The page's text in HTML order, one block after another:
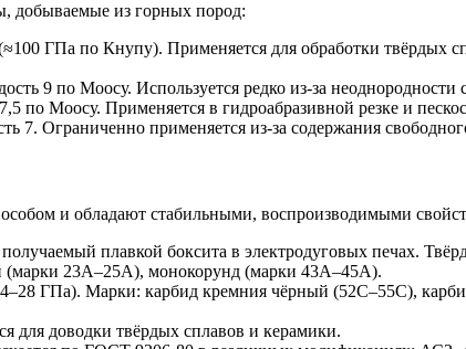
добываемые из горных пород:
ГПа по Кнупу). Применяется для обработки твёрдых
9 по Моосу. Используется редко из-за неоднородности
по Моосу. Применяется в гидроабразивной резке и
7. Ограниченно применяется из-за содержания
и обладают стабильными, воспроизводимыми
плавкой боксита в электродуговых печах.
23А–25А), монокорунд (марки 43А–45А).
ГПа). Марки: карбид кремния чёрный (52С–55С),
для доводки твёрдых сплавов и керамики.